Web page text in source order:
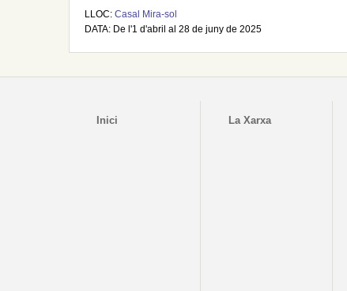
LLOC: Casal Mira-sol
DATA: De l'1 d'abril al 28 de juny de 2025
Inici La Xarxa